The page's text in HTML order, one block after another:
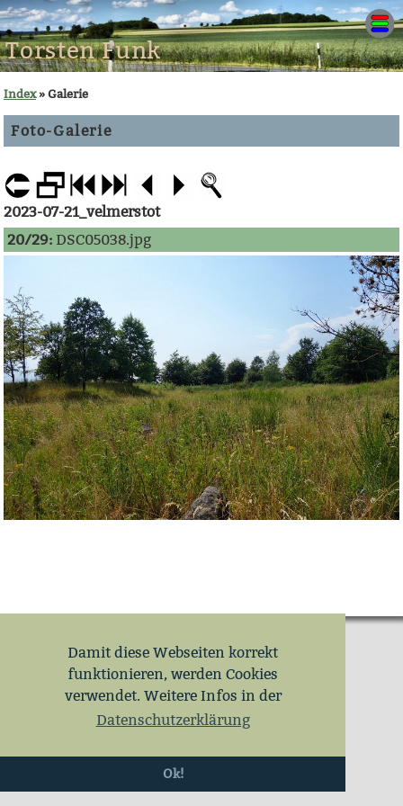
Damit diese Webseiten korrekt
funktionieren, werden Cookies
verwendet. Weitere Infos in der
Datenschutzerklärung
Ok!
Torsten Funk
Index» Galerie
Foto-Galerie
2023-07-21_velmerstot
20/29: DSC05038.jpg